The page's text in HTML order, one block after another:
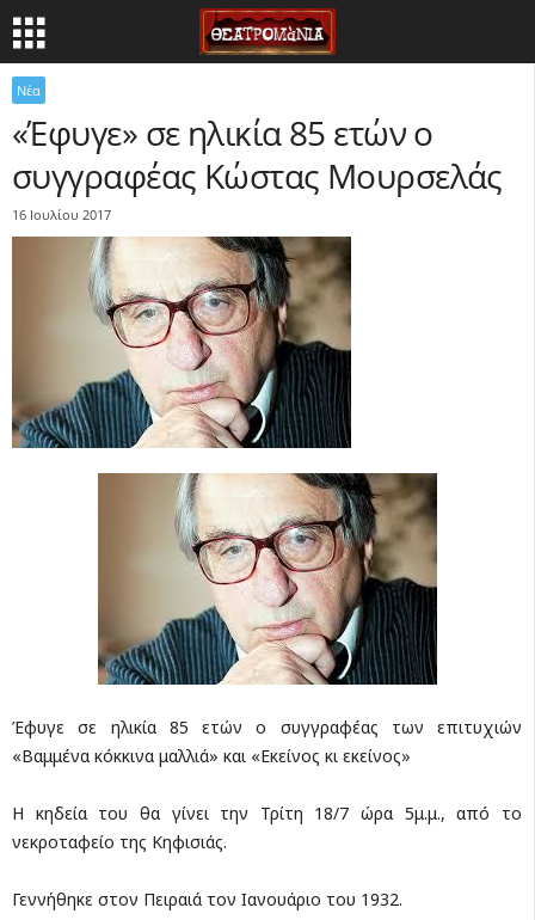
Νέα
«Έφυγε» σε ηλικία 85 ετών ο
συγγραφέας Κώστας Μουρσελάς
16 Ιουλίου 2017
Έφυγε σε ηλικία 85 ετών ο συγγραφέας των επιτυχιών
«Βαμμένα κόκκινα μαλλιά» και «Εκείνος κι εκείνος»
Η κηδεία του θα γίνει την Τρίτη 18/7 ώρα 5μ.μ., από το
νεκροταφείο της Κηφισιάς.
Γεννήθηκε στον Πειραιά τον Ιανουάριο του 1932.